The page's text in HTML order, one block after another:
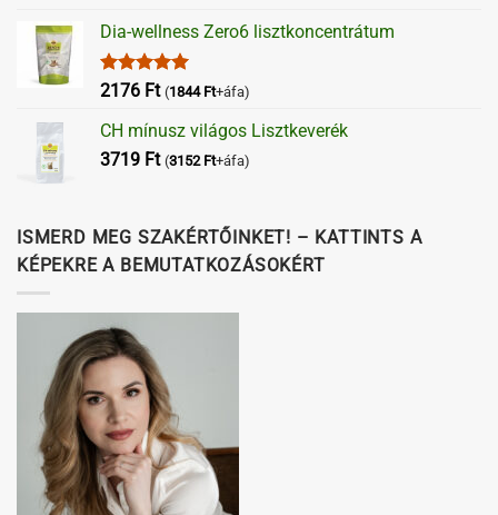
Dia-wellness Zero6 lisztkoncentrátum
Értékelés:
2176 Ft (1844 Ft+áfa)
CH mínusz világos Lisztkeverék
3719 Ft (3152 Ft+áfa)
ISMERD MEG SZAKÉRTŐINKET! – KATTINTS A
KÉPEKRE A BEMUTATKOZÁSOKÉRT